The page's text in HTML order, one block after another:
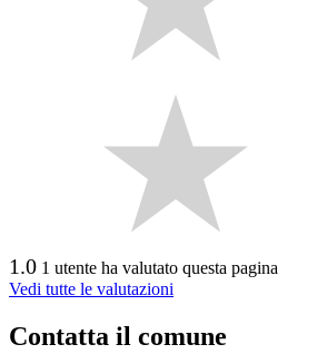
1.0 1 utente ha valutato questa pagina
Vedi tutte le valutazioni
Contatta il comune